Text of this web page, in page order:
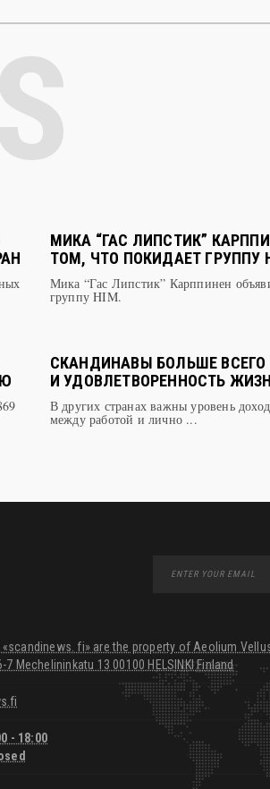
МИКА “ГАС ЛИПСТИК”
ТОМ, ЧТО ПОКИДАЕТ ГРУППУ
Мика “Гас Липстик” Карппинен
группу HIM.
СКАНДИНАВЫ БОЛЬШЕ ВСЕГО
И УДОВЛЕТВОРЕННОСТЬ
В других странах важны уровень
между работой и лично ...
«scandinews. fi» are the property of Aeolium
7 Mechelininkatu 13 00100 HELSINKI Finland
- 18:00